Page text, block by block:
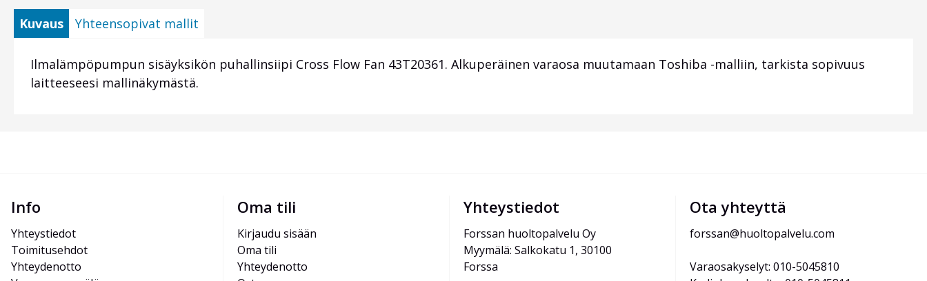
Kuvaus Yhteensopivat mallit
Ilmalämpöpumpun sisäyksikön puhallinsiipi Cross Flow Fan 43T20361. Alkuperäinen varaosa muutamaan Toshiba -malliin, tarkista sopivuus
laitteeseesi mallinäkymästä.
Info
Yhteystiedot
Toimitusehdot
Yhteydenotto
Oma tili
Kirjaudu sisään
Oma tili
Yhteydenotto
Yhteystiedot
Forssan huoltopalvelu Oy
Myymälä: Salkokatu 1, 30100
Forssa
Ota yhteyttä
forssan@huoltopalvelu.com
Varaosakyselyt: 010-5045810